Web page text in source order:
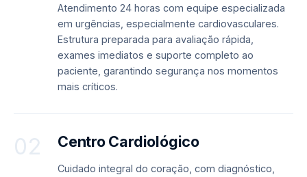
Atendimento 24 horas com equipe especializada
em urgências, especialmente cardiovasculares.
Estrutura preparada para avaliação rápida,
exames imediatos e suporte completo ao
paciente, garantindo segurança nos momentos
mais críticos.
02 Centro Cardiológico
Cuidado integral do coração, com diagnóstico,